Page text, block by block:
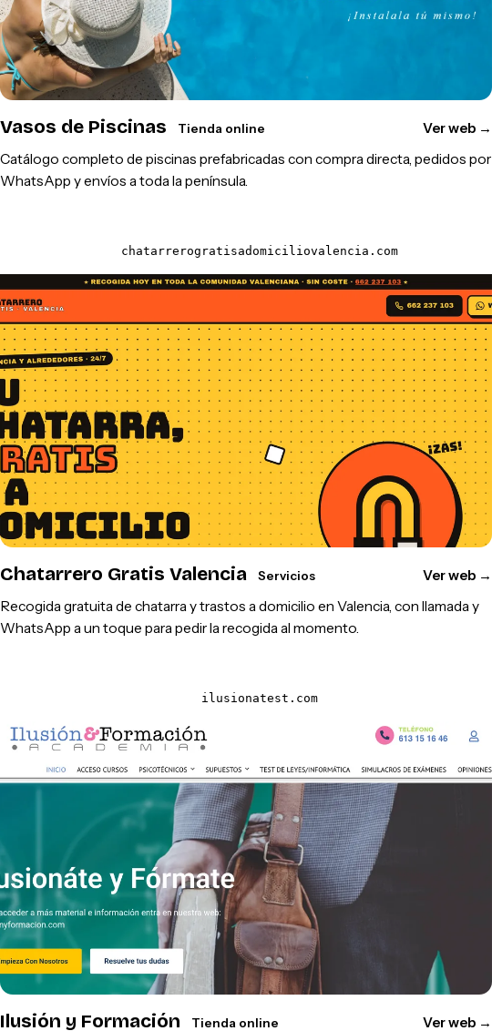
Vasos de Piscinas Tienda online Ver web →
Catálogo completo de piscinas prefabricadas con compra directa, pedidos por
WhatsApp y envíos a toda la península.
chatarrerogratisadomiciliovalencia.com
Chatarrero Gratis Valencia Servicios Ver web →
Recogida gratuita de chatarra y trastos a domicilio en Valencia, con llamada y
WhatsApp a un toque para pedir la recogida al momento.
ilusionatest.com
Ilusión y Formación Tienda online Ver web →